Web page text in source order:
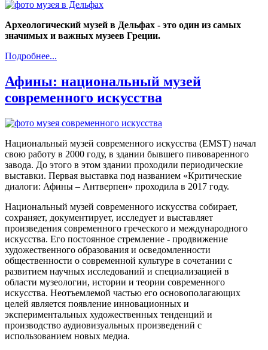
Археологический музей в Дельфах - это один из самых
значимых и важных музеев Греции.
Подробнее...
Афины: национальный музей
современного искусства
Национальный музей современного искусства (EMST) начал
свою работу в 2000 году, в здании бывшего пивоваренного
завода. До этого в этом здании проходили периодические
выставки. Первая выставка под названием «Критические
диалоги: Афины – Антверпен» проходила в 2017 году.
Национальный музей современного искусства собирает,
сохраняет, документирует, исследует и выставляет
произведения современного греческого и международного
искусства. Его постоянное стремление - продвижение
художественного образования и осведомленности
общественности о современной культуре в сочетании с
развитием научных исследований и специализацией в
области музеологии, истории и теории современного
искусства. Неотъемлемой частью его основополагающих
целей является появление инновационных и
экспериментальных художественных тенденций и
производство аудиовизуальных произведений с
использованием новых медиа.